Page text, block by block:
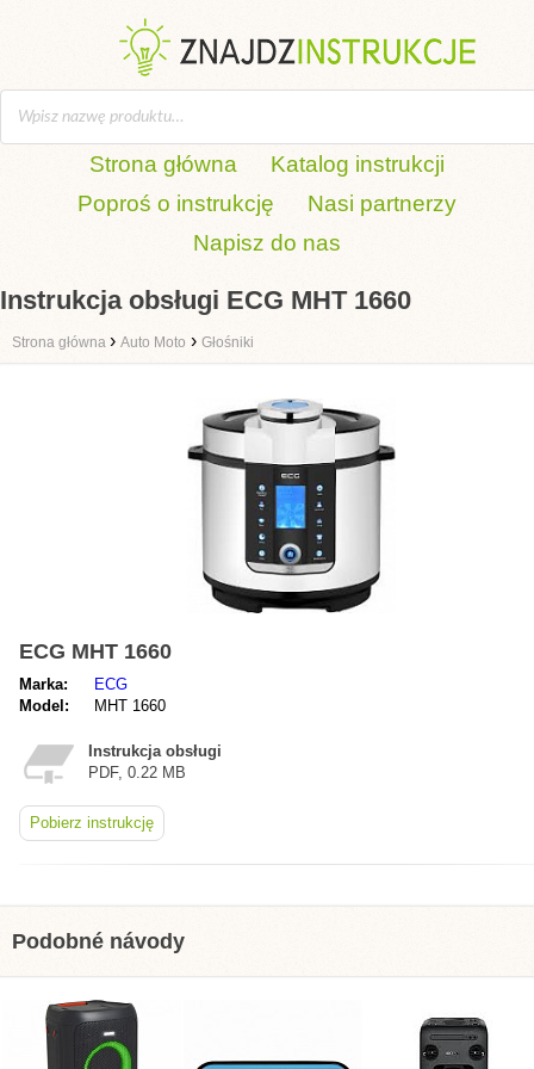
Strona główna
Katalog instrukcji
Poproś o instrukcję
Nasi partnerzy
Napisz do nas
Instrukcja obsługi ECG MHT 1660
Strona główna › Auto Moto › Głośniki
ECG MHT 1660
Marka:
ECG
Model:
MHT 1660
Instrukcja obsługi
PDF, 0.22 MB
Pobierz instrukcję
Podobné návody